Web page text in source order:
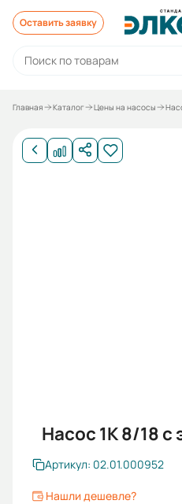
Оставить заявку
Главная Каталог Цены на насосы
Артикул: 02.01.000952
Нашли дешевле?